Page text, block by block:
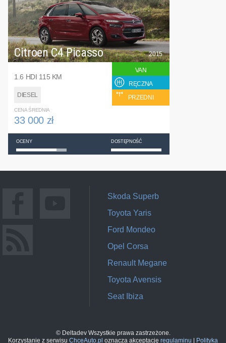
Citroen C4 Picasso
1.6 HDI 115 KM
DIESEL
2015
VAN
RĘCZNA
PRZEDNI
CENA ŚREDNIA
33 000 zł
OCENY DOSTĘPNOŚĆ
Skoda Superb
Toyota Yaris
Ford Mondeo
Opel Corsa
Renault Megane
Toyota Avensis
Seat Ibiza
© Deltadev Wszystkie prawa zastrzeżone.
Korzystanie z serwisu ChceAuto.pl oznacza akceptację regulaminu Polityka